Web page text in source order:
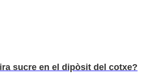
sucre en el dipòsit del cotxe?